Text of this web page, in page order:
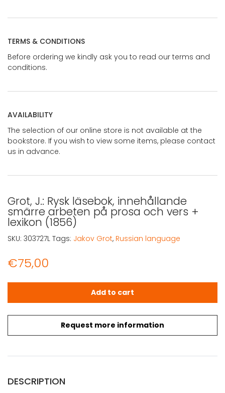
TERMS & CONDITIONS
Before ordering we kindly ask you to read our terms and
conditions.
AVAILABILITY
The selection of our online store is not available at the
bookstore. If you wish to view some items, please contact
us in advance.
Grot, J.: Rysk läsebok, innehållande
smärre arbeten på prosa och vers +
lexikon (1856)
€75,00
Request more information
Grot, J.: Rysk läsebok, innehållande smärre arbeten
Add to cart
SKU: 303727L Tags: Jakov Grot, Russian language
DESCRIPTION